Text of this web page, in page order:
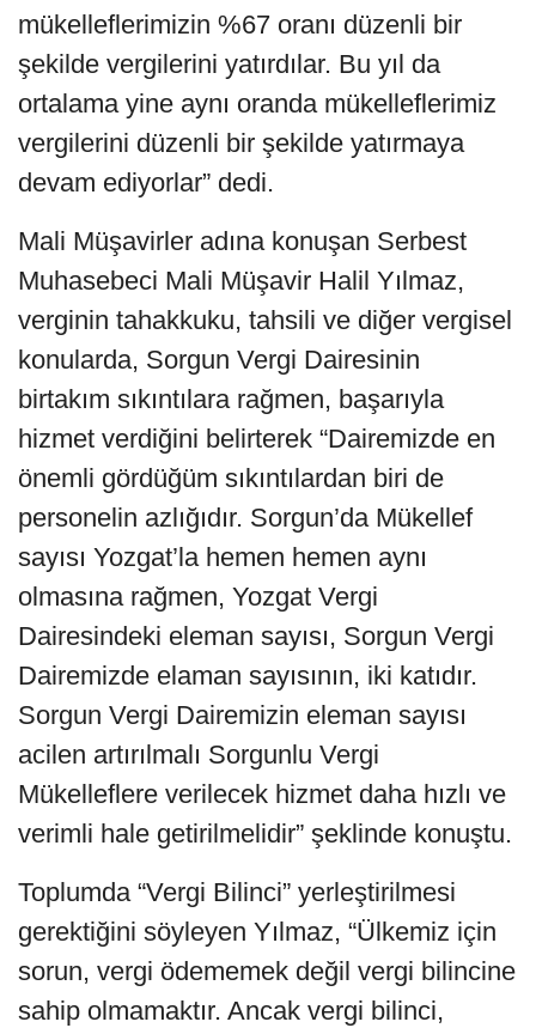
mükelleflerimizin %67 oranı düzenli bir
şekilde vergilerini yatırdılar. Bu yıl da
ortalama yine aynı oranda mükelleflerimiz
vergilerini düzenli bir şekilde yatırmaya
devam ediyorlar” dedi.
Mali Müşavirler adına konuşan Serbest
Muhasebeci Mali Müşavir Halil Yılmaz,
verginin tahakkuku, tahsili ve diğer vergisel
konularda, Sorgun Vergi Dairesinin
birtakım sıkıntılara rağmen, başarıyla
hizmet verdiğini belirterek “Dairemizde en
önemli gördüğüm sıkıntılardan biri de
personelin azlığıdır. Sorgun’da Mükellef
sayısı Yozgat’la hemen hemen aynı
olmasına rağmen, Yozgat Vergi
Dairesindeki eleman sayısı, Sorgun Vergi
Dairemizde elaman sayısının, iki katıdır.
Sorgun Vergi Dairemizin eleman sayısı
acilen artırılmalı Sorgunlu Vergi
Mükelleflere verilecek hizmet daha hızlı ve
verimli hale getirilmelidir” şeklinde konuştu.
Toplumda “Vergi Bilinci” yerleştirilmesi
gerektiğini söyleyen Yılmaz, “Ülkemiz için
sorun, vergi ödememek değil vergi bilincine
sahip olmamaktır. Ancak vergi bilinci,